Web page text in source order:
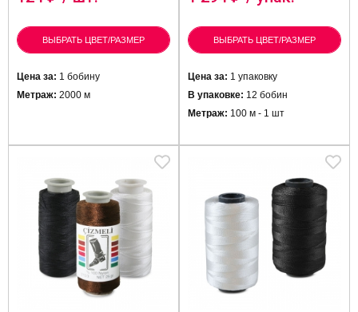
ВЫБРАТЬ ЦВЕТ/РАЗМЕР
Цена за: 1 бобину
Метраж: 2000 м
ВЫБРАТЬ ЦВЕТ/РАЗМЕР
Цена за: 1 упаковку
В упаковке: 12 бобин
Метраж: 100 м - 1 шт